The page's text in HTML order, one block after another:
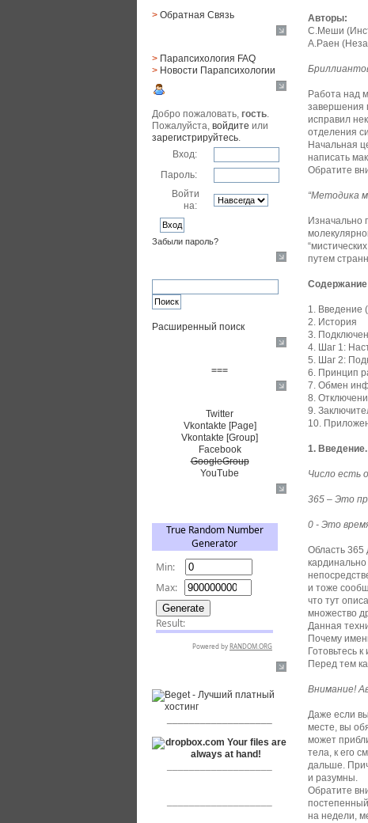
> Обратная Cвязь
> Парапсихология FAQ
> Новости Парапсихологии
Добро пожаловать,гость.
Пожалуйста,войдите или
зарегистрируйтесь.
Вход:
Пароль:
Войти
на:
Забыли пароль?
Расширенный поиск
===
Twitter
Vkontakte [Page]
Vkontakte [Group]
Facebook
GoogleGroup
YouTube
Авторы:
С.Меши
А.Раен
Работа над
завершения
исправил
отделения
Начальная
написать
Обратите
“Методика
Изначально
путем
Содержание
1. Введение
2. История
3.
4. Шаг 1:
5. Шаг 2:
6. Принцип
7. Обмен
8.
9.
10.
1. Введение.
Число есть
365 – Это
0 - Это
Область 365
и тоже
что тут
множество
Данная
Почему
Готовьтесь
Перед тем
Внимание!
Даже если
месте, вы
может
тела, к его
дальше.
и разумны.
Обратите
на недели,